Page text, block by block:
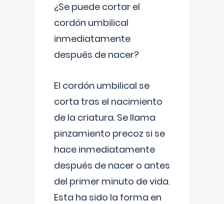
¿Se puede cortar el
cordón umbilical
inmediatamente
después de nacer?
El cordón umbilical se
corta tras el nacimiento
de la criatura. Se llama
pinzamiento precoz si se
hace inmediatamente
después de nacer o antes
del primer minuto de vida.
Esta ha sido la forma en